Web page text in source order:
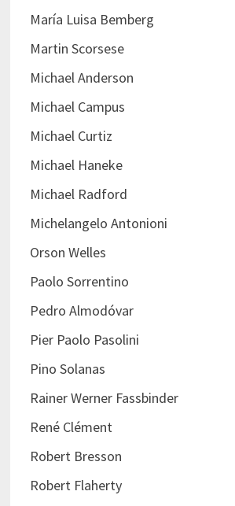
María Luisa Bemberg
Martin Scorsese
Michael Anderson
Michael Campus
Michael Curtiz
Michael Haneke
Michael Radford
Michelangelo Antonioni
Orson Welles
Paolo Sorrentino
Pedro Almodóvar
Pier Paolo Pasolini
Pino Solanas
Rainer Werner Fassbinder
René Clément
Robert Bresson
Robert Flaherty